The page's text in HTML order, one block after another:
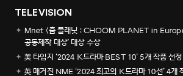
TELEVISION
Mnet <춤 플래닛 : CHOOM PLANET in
공동제작 대상’ 대상 수상
美 타임지 ‘2024 K드라마 BEST 10’ 5개 작품 선정
英 매거진 NME ‘2024 최고의 K드라마 10선’ 4개